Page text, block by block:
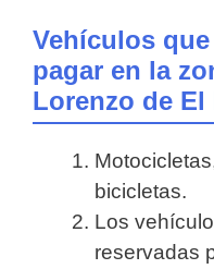
Vehículos
pagar en la
Lorenzo de El
bicicletas.
Los
reservadas